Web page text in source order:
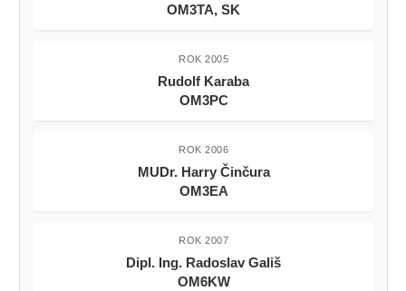
OM3TA, SK
ROK 2005
Rudolf Karaba
OM3PC
ROK 2006
MUDr. Harry Činčura
OM3EA
ROK 2007
Dipl. Ing. Radoslav Gališ
OM6KW